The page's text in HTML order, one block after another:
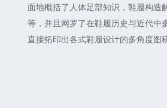
面地概括了人体足部知识，鞋履构造
等，并且网罗了在鞋履历史与近代中
直接拓印出各式鞋履设计的多角度图